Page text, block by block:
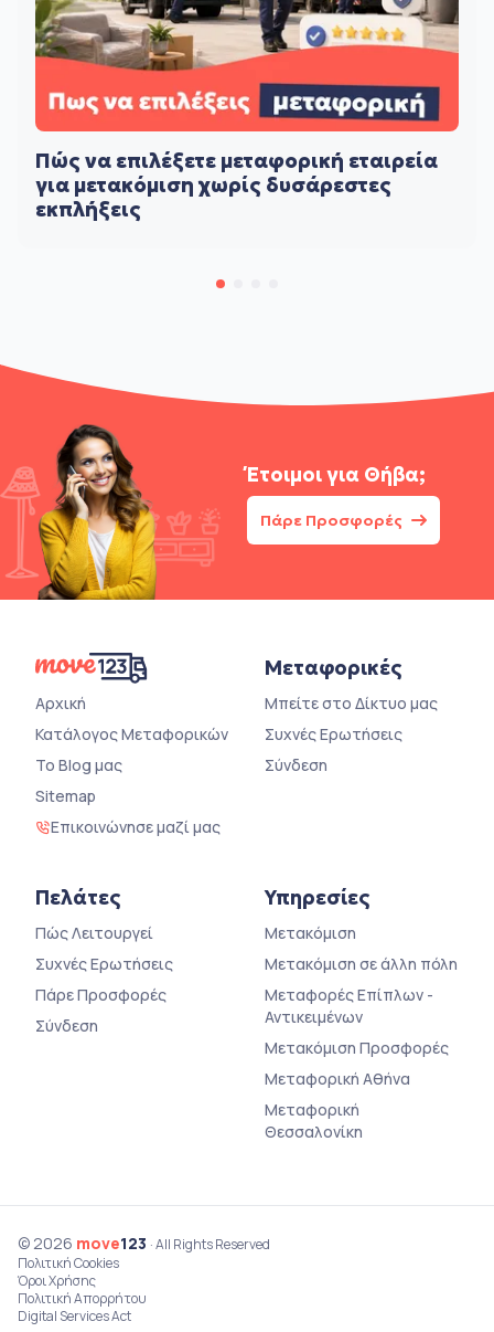
Πώς να επιλέξετε μεταφορική εταιρεία
για μετακόμιση χωρίς δυσάρεστες
εκπλήξεις
Έτοιμοι για Θήβα;
Πάρε Προσφορές
Αρχική
Κατάλογος Μεταφορικών
Το Blog μας
Sitemap
Επικοινώνησε μαζί μας
Μεταφορικές
Μπείτε στο Δίκτυο μας
Συχνές Ερωτήσεις
Σύνδεση
Πελάτες
Πώς Λειτουργεί
Συχνές Ερωτήσεις
Πάρε Προσφορές
Σύνδεση
Υπηρεσίες
Μετακόμιση
Μετακόμιση σε άλλη πόλη
Μεταφορές Επίπλων -
Αντικειμένων
Μετακόμιση Προσφορές
Μεταφορική Αθήνα
Μεταφορική
Θεσσαλονίκη
© 2026 move123 · All Rights Reserved
Πολιτική Cookies
Όροι Χρήσης
Πολιτική Απορρήτου
Digital Services Act